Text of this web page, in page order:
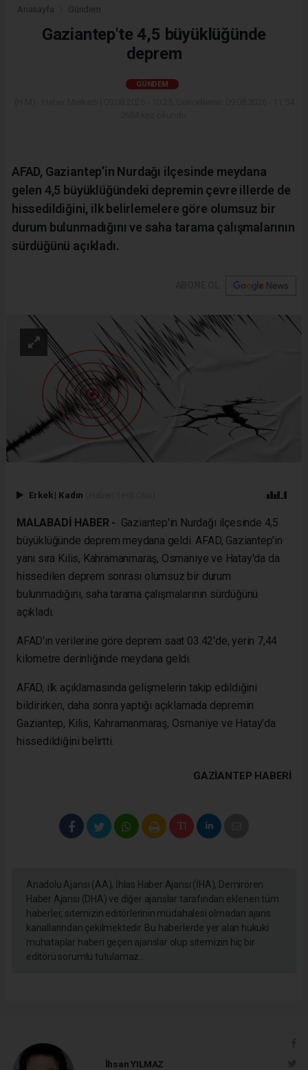
Anasayfa Gündem
Gaziantep'te 4,5 büyüklüğünde
deprem
GÜNDEM
AFAD, Gaziantep’in Nurdağı ilçesinde meydana
gelen 4,5 büyüklüğündeki depremin çevre illerde de
hissedildiğini, ilk belirlemelere göre olumsuz bir
durum bulunmadığını ve saha tarama çalışmalarının
sürdüğünü açıkladı.
Erkek | Kadın
MALABADİ HABER - Gaziantep'in Nurdağı ilçesinde 4,5
büyüklüğünde deprem meydana geldi. AFAD, Gaziantep'in
yanı sıra Kilis, Kahramanmaraş, Osmaniye ve Hatay'da da
hissedilen deprem sonrası olumsuz bir durum
bulunmadığını, saha tarama çalışmalarının sürdüğünü
açıkladı.
AFAD'ın verilerine göre deprem saat 03.42'de, yerin 7,44
kilometre derinliğinde meydana geldi.
AFAD, ilk açıklamasında gelişmelerin takip edildiğini
bildirirken, daha sonra yaptığı açıklamada depremin
Gaziantep, Kilis, Kahramanmaraş, Osmaniye ve Hatay'da
hissedildiğini belirtti.
GAZIANTEP HABERİ
Anadolu Ajansı (AA), İhlas Haber Ajansı (İHA), Demirören
Haber Ajansı (DHA) ve diğer ajanslar tarafından eklenen tüm
haberler, sitemizin editörlerinin müdahalesi olmadan ajans
kanallarından çekilmektedir. Bu haberlerde yer alan hukuki
muhataplar haberi geçen ajanslar olup sitemizin hiç bir
editörü sorumlu tutulamaz...
İhsan YILMAZ